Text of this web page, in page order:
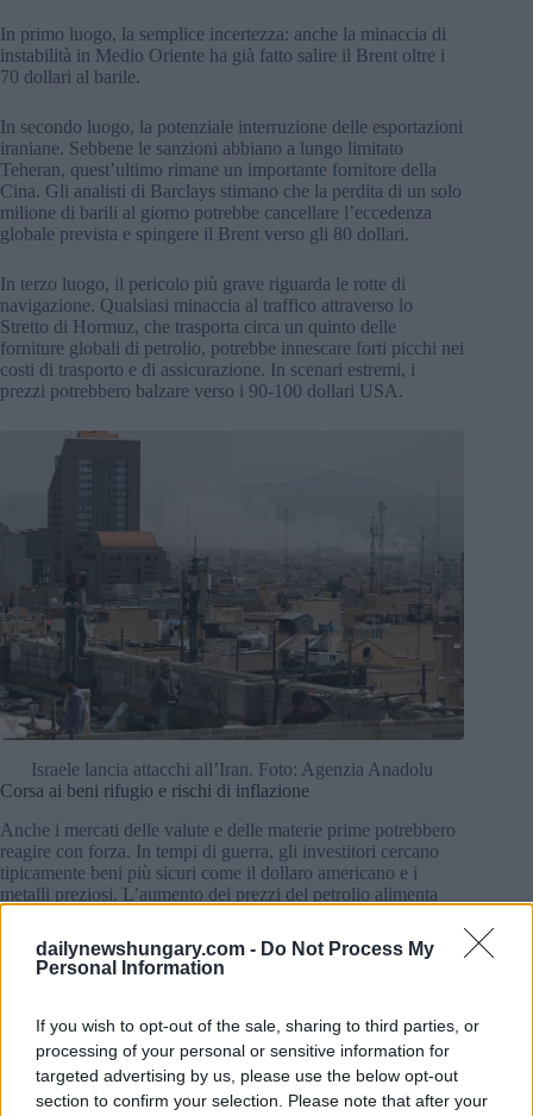
dailynewshungary.com - Do Not Process My
Personal Information
If you wish to opt-out of the sale, sharing to third parties, or
processing of your personal or sensitive information for
targeted advertising by us, please use the below opt-out
section to confirm your selection. Please note that after your
In primo luogo, la semplice incertezza: anche la minaccia di
instabilità in Medio Oriente ha già fatto salire il Brent oltre i
70 dollari al barile.
In secondo luogo, la potenziale interruzione delle esportazioni
iraniane. Sebbene le sanzioni abbiano a lungo limitato
Teheran, quest’ultimo rimane un importante fornitore della
Cina. Gli analisti di Barclays stimano che la perdita di un solo
milione di barili al giorno potrebbe cancellare l’eccedenza
globale prevista e spingere il Brent verso gli 80 dollari.
In terzo luogo, il pericolo più grave riguarda le rotte di
navigazione. Qualsiasi minaccia al traffico attraverso lo
Stretto di Hormuz, che trasporta circa un quinto delle
forniture globali di petrolio, potrebbe innescare forti picchi nei
costi di trasporto e di assicurazione. In scenari estremi, i
prezzi potrebbero balzare verso i 90-100 dollari USA.
Israele lancia attacchi all’Iran. Foto: Agenzia Anadolu
Corsa ai beni rifugio e rischi di inflazione
Anche i mercati delle valute e delle materie prime potrebbero
reagire con forza. In tempi di guerra, gli investitori cercano
tipicamente beni più sicuri come il dollaro americano e i
metalli preziosi. L’aumento dei prezzi del petrolio alimenta
di interesse e rafforzando ulteriormente il dollaro.
bidirezionali delle valute, anziché un semplice rally del
dollaro.
Le stime passate del Fondo Monetario Internazionale